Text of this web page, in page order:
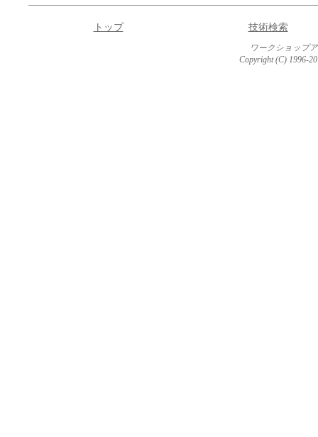
トップ 技術検索
ワークショップ
Copyright (C) 1996-